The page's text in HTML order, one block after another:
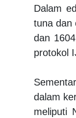
Dalam
tuna dan
dan
protokol
dalam
meliputi